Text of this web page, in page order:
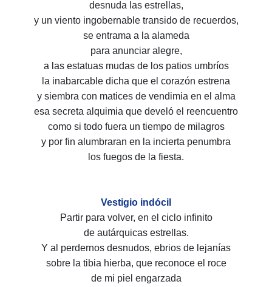
desnuda las estrellas,
y un viento ingobernable transido de recuerdos,
se entrama a la alameda
para anunciar alegre,
a las estatuas mudas de los patios umbríos
la inabarcable dicha que el corazón estrena
y siembra con matices de vendimia en el alma
esa secreta alquimia que develó el reencuentro
como si todo fuera un tiempo de milagros
y por fin alumbraran en la incierta penumbra
los fuegos de la fiesta.
Vestigio indócil
Partir para volver, en el ciclo infinito
de autárquicas estrellas.
Y al perdernos desnudos, ebrios de lejanías
sobre la tibia hierba, que reconoce el roce
de mi piel engarzada